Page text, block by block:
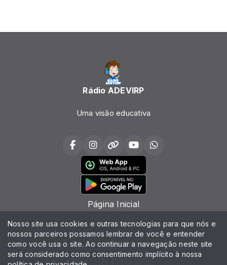
Rádio ADEVIRP
Uma visão educativa
Página Inicial
Contato
Quem somos
Podcasts Programas
Nosso site usa cookies e outras tecnologias para que nós e
nossos parceiros possamos lembrar de você e entender
como você usa o site. Ao continuar a navegação neste site
será considerado como consentimento implícito à nossa